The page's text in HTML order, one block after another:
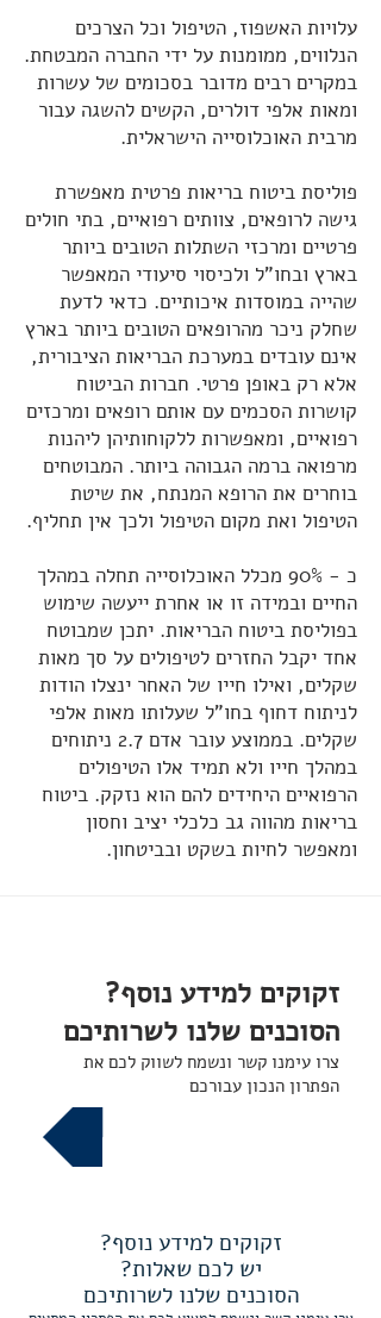
עלויות האשפוז, הטיפול וכל הצרכים
הנלווים, ממומנות על ידי החברה המבטחת.
במקרים רבים מדובר בסכומים של עשרות
ומאות אלפי דולרים, הקשים להשגה עבור
מרבית האוכלוסייה הישראלית.
פוליסת ביטוח בריאות פרטית מאפשרת
גישה לרופאים, צוותים רפואיים, בתי חולים
פרטיים ומרכזי השתלות הטובים ביותר
בארץ ובחו"ל ולכיסוי סיעודי המאפשר
שהייה במוסדות איכותיים. כדאי לדעת
שחלק ניכר מהרופאים הטובים ביותר בארץ
אינם עובדים במערכת הבריאות הציבורית,
אלא רק באופן פרטי. חברות הביטוח
קושרות הסכמים עם אותם רופאים ומרכזים
רפואיים, ומאפשרות ללקוחותיהן ליהנות
מרפואה ברמה הגבוהה ביותר. המבוטחים
בוחרים את הרופא המנתח, את שיטת
הטיפול ואת מקום הטיפול ולכך אין תחליף.
כ - 90% מכלל האוכלוסייה תחלה במהלך
החיים ובמידה זו או אחרת ייעשה שימוש
בפוליסת ביטוח הבריאות. יתכן שמבוטח
אחד יקבל החזרים לטיפולים על סך מאות
שקלים, ואילו חייו של האחר ינצלו הודות
לניתוח דחוף בחו"ל שעלותו מאות אלפי
שקלים. בממוצע עובר אדם 2.7 ניתוחים
במהלך חייו ולא תמיד אלו הטיפולים
הרפואיים היחידים להם הוא נזקק. ביטוח
בריאות מהווה גב כלכלי יציב וחסון
ומאפשר לחיות בשקט ובביטחון.
זקוקים למידע נוסף?
הסוכנים שלנו לשרותיכם
צרו עימנו קשר ונשמח לשווק לכם את
הפתרון הנכון עבורכם
זקוקים למידע נוסף?
יש לכם שאלות?
הסוכנים שלנו לשרותיכם